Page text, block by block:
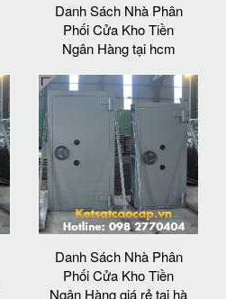
Danh Sách Nhà Phân
Phối Cửa Kho Tiền
Ngân Hàng tại hcm
Danh Sách Nhà Phân
Phối Cửa Kho Tiền
Ngân Hàng giá rẻ tại hà